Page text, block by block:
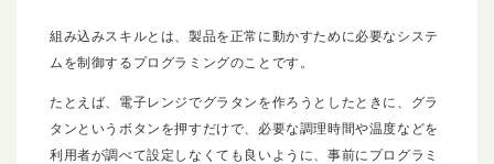
組み込みスキルとは、製品を正常に動かすために必要なシステ
ムを制御するプログラミングのことです。
たとえば、電子レンジでグラタンを作ろうとしたときに、グラ
タンというボタンを押すだけで、必要な調理時間や温度などを
利用者が調べて設定しなくても良いように、事前にプログラミ